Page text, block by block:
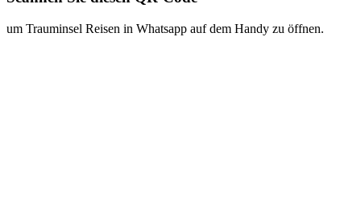
um Trauminsel Reisen in Whatsapp auf dem Handy zu öffnen.